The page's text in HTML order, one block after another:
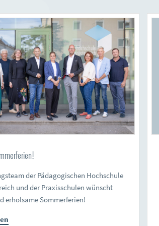
der Pädagogischen Hochschule
und der Praxisschulen wünscht
erholsame Sommerferien!